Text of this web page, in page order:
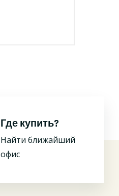
Где купить?
Найти ближайший
офис